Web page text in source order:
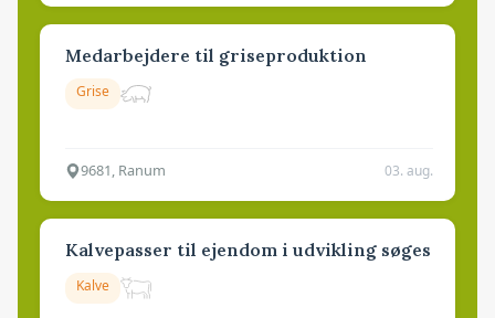
Medarbejdere til griseproduktion
Grise
9681, Ranum 03. aug.
Kalvepasser til ejendom i udvikling søges
Kalve